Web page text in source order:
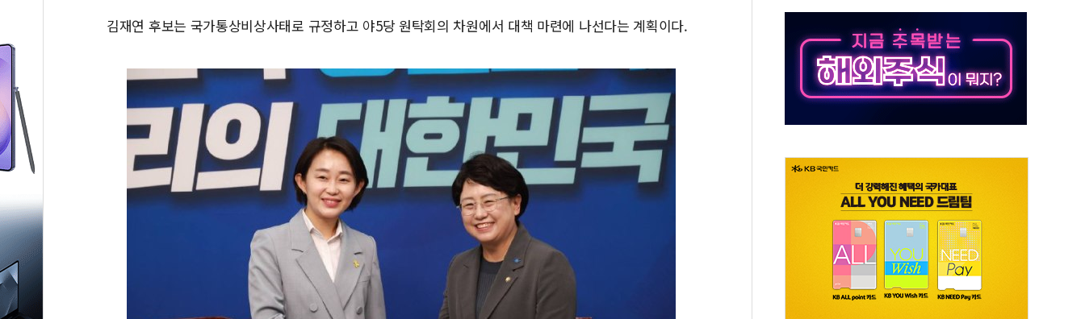
주말 무더위·열대야 지속…내륙 곳곳 소나기
오세훈 "용산공원 주택 검토, 민주당 스스로 원칙 뒤집는 것"
충북 주말 무더위 지속…청주·진천 35도, 곳곳 소나기
10월 보완수사권 폐지·공소청 출범…피해자들 '범죄 사각지대' 우려
김재연 후보는 국가통상비상사태로 규정하고 야5당 원탁회의 차원에서 대책 마련에 나선다는 계획이다.